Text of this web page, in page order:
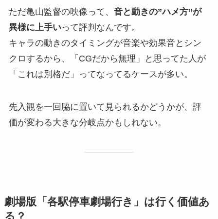
ただ亀山監督の映像って、 音と動きの”ハメ方”が
異様に上手いって評判なんです。
キャラの動きのタイミングが音楽や効果音とシン
クロするから、「CGだから無理」と思ってた人が
「これは別格だ」ってなってるケースが多い。
先入観を一回脇に置いて見られるかどうかが、評
価が変わる大きな分岐点かもしれない。
劇場版「各駅停車劇場行き」は行く価値あ